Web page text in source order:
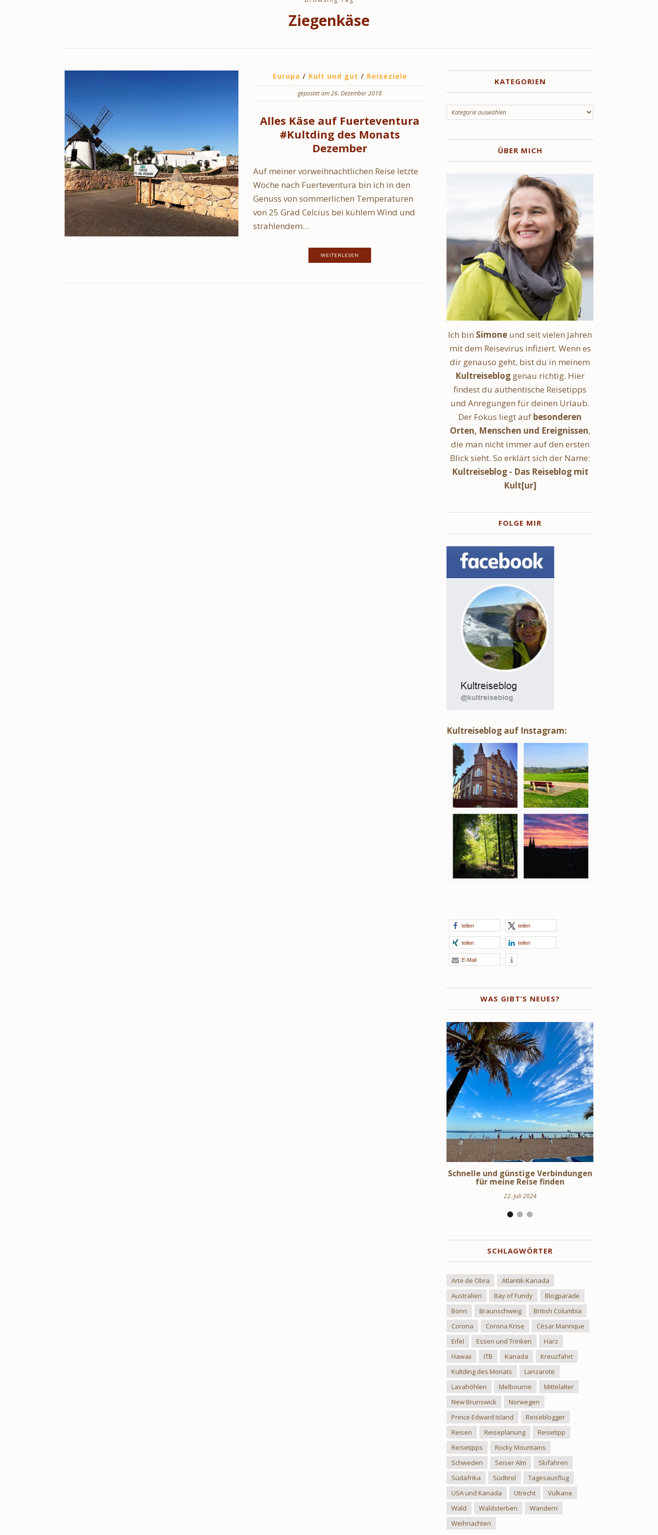
Ziegenkäse
Europa / Kult und gut / Reiseziele
gepostet am 26. Dezember 2018
Alles Käse auf Fuerteventura
#Kultding des Monats
Dezember
Auf meiner vorweihnachtlichen Reise letzte
Woche nach Fuerteventura bin ich in den
Genuss von sommerlichen Temperaturen
von 25 Grad Celcius bei kühlem Wind und
strahlendem…
WEITERLESEN
KATEGORIEN
Kategorien
ÜBER MICH
Ich bin Simone und seit vielen Jahren
mit dem Reisevirus infiziert. Wenn es
dir genauso geht, bist du in meinem
Kultreiseblog genau richtig. Hier
findest du authentische Reisetipps
und Anregungen für deinen Urlaub.
Der Fokus liegt auf besonderen
Orten, Menschen und Ereignissen,
die man nicht immer auf den ersten
Blick sieht. So erklärt sich der Name:
Kultreiseblog - Das Reiseblog mit
Kult[ur]
FOLGE MIR
Kultreiseblog auf Instagram:
teilen teilen
teilen teilen
E-Mail
WAS GIBT’S NEUES?
Schweden Urlaub – Haus am See in
Uppland
24. März 2024
SCHLAGWÖRTER
Arte de Obra
Atlantik-Kanada
Australien
Bay of Fundy
Blogparade
Bonn
Braunschweig
British Columbia
Corona
Corona Krise
Cèsar Manrique
Eifel
Essen und Trinken
Harz
Hawaii
ITB Kanada
Kreuzfahrt
Kultding des Monats
Lanzarote
Lavahöhlen
Melbourne
Mittelalter
New Brunswick
Norwegen
Prince Edward Island
Reiseblogger
Reisen
Reiseplanung
Reisetipp
Reisetipps
Rocky Mountains
Schweden
Seiser Alm
Skifahren
Südafrika
Südtirol
Tagesausflug
USA und Kanada
Utrecht
Vulkane
Wald
Waldsterben
Wandern
Weihnachten